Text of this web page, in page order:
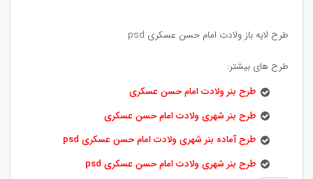
طرح لایه باز ولادت امام حسن عسکری psd
طرح های بیشتر:
طرح بنر ولادت امام حسن عسکری
طرح بنر شهری ولادت امام حسن عسکری
طرح آماده بنر شهری ولادت امام حسن عسکری psd
طرح بنر شهری ولادت امام حسن عسکری psd